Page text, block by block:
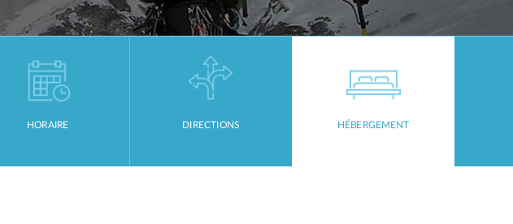
HORAIRE DIRECTIONS HÉBERGEMENT